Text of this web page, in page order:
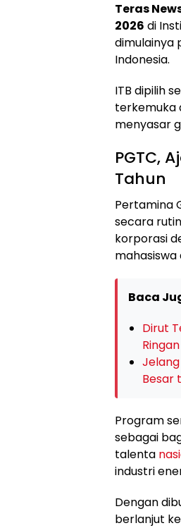
Teras
2026 di
dimulainya
Indonesia.
ITB dipilih
terkemuka
menyasar
PGTC,
Tahun
Pertamina
secara
korporasi
mahasiswa
Baca
Dirut
Besar
Program
sebagai
talenta
industri
Dengan
berlanjut